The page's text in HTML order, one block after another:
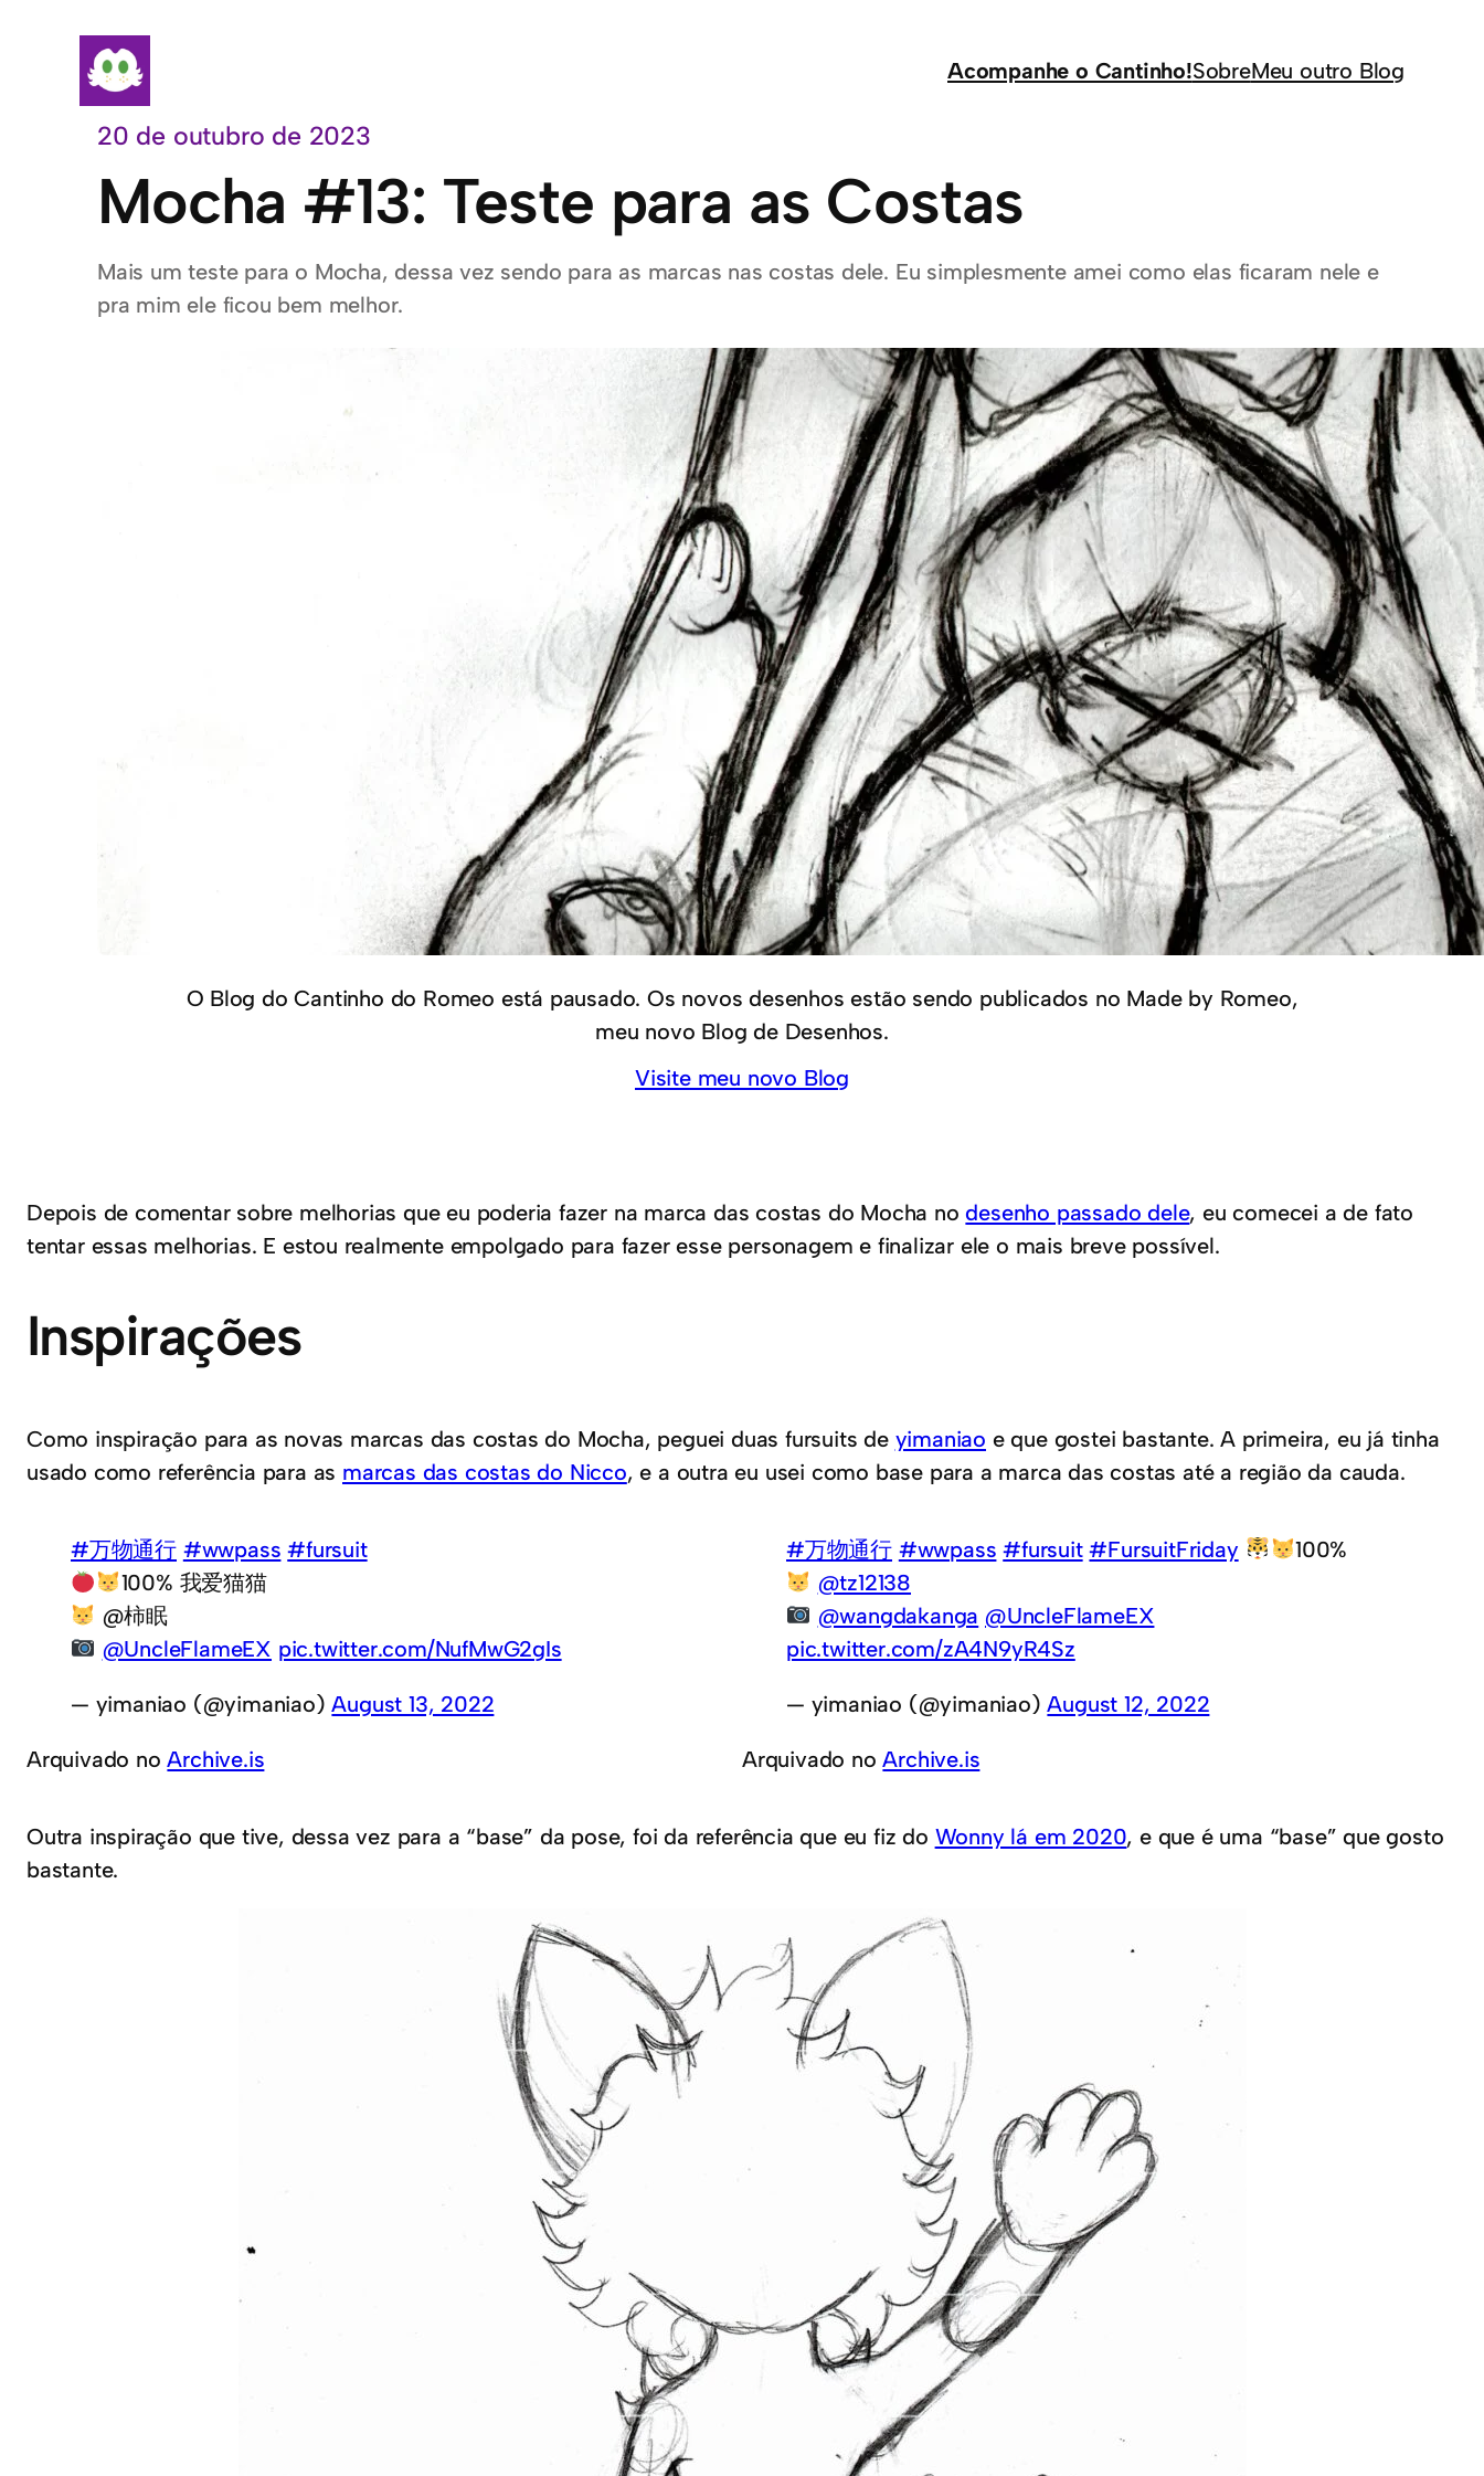
conteúdo
Acompanhe o Cantinho!SobreMeu outro Blog
20 de outubro de 2023
Mocha #13: Teste para as Costas
Mais um teste para o Mocha, dessa vez sendo para as marcas nas costas dele. Eu simplesmente amei como elas ficaram nele e
pra mim ele ficou bem melhor.
O Blog do Cantinho do Romeo está pausado. Os novos desenhos estão sendo publicados no Made by Romeo,
meu novo Blog de Desenhos.
Visite meu novo Blog
Depois de comentar sobre melhorias que eu poderia fazer na marca das costas do Mocha nodesenho passado dele, eu comecei a de fato
tentar essas melhorias. E estou realmente empolgado para fazer esse personagem e finalizar ele o mais breve possível.
Inspirações
Como inspiração para as novas marcas das costas do Mocha, peguei duas fursuits de yimaniao e que gostei bastante. A primeira, eu já tinha
usado como referência para as marcas das costas do Nicco, e a outra eu usei como base para a marca das costas até a região da cauda.
#万物通行 #wwpass #fursuit
100% 我爱猫猫
@柿眠
@UncleFlameEX pic.twitter.com/NufMwG2gIs
— yimaniao (@yimaniao)August 13, 2022
Arquivado noArchive.is
#万物通行 #wwpass #fursuit #FursuitFriday
100%
@tz12138
@wangdakanga @UncleFlameEX
pic.twitter.com/zA4N9yR4Sz
— yimaniao (@yimaniao)August 12, 2022
Arquivado noArchive.is
Outra inspiração que tive, dessa vez para a “base” da pose, foi da referência que eu fiz do Wonny lá em 2020, e que é uma “base” que gosto
bastante.